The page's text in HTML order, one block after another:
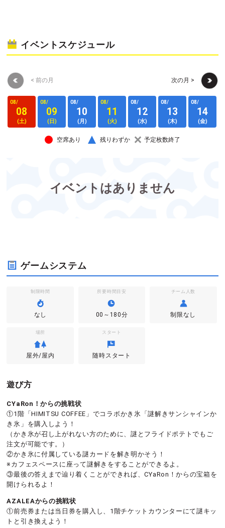
イベントスケジュール
< 前の月 次の月 >
08/
08
(土)
08/
09
(日)
08/
10
(月)
08/
11
(火)
08/
12
(水)
08/
13
(木)
08/
14
(金)
空席あり 残りわずか 予定枚数終了
イベントはありません
ゲームシステム
制限時間
なし
所要時間目安
00～180分
チーム人数
制限なし
場所
屋外/屋内
スタート
随時スタート
遊び方
CYaRon！からの挑戦状
①1階「HIMITSU COFFEE」でコラボかき氷「謎解きサンシャインか
き氷」を購入しよう！
（かき氷が召し上がれない方のために、謎とフライドポテトでもご
注文が可能です。）
②かき氷に付属している謎カードを解き明かそう！
※カフェスペースに座って謎解きをすることができるよ。
③最後の答えまで辿り着くことができれば、CYaRon！からの宝箱を
開けられるよ！
AZALEAからの挑戦状
①前売券または当日券を購入し、1階チケットカウンターにて謎キッ
トと引き換えよう！